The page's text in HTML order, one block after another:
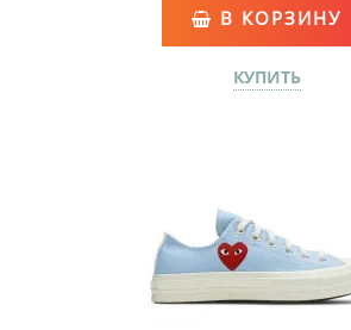
В КОРЗИНУ
КУПИТЬ